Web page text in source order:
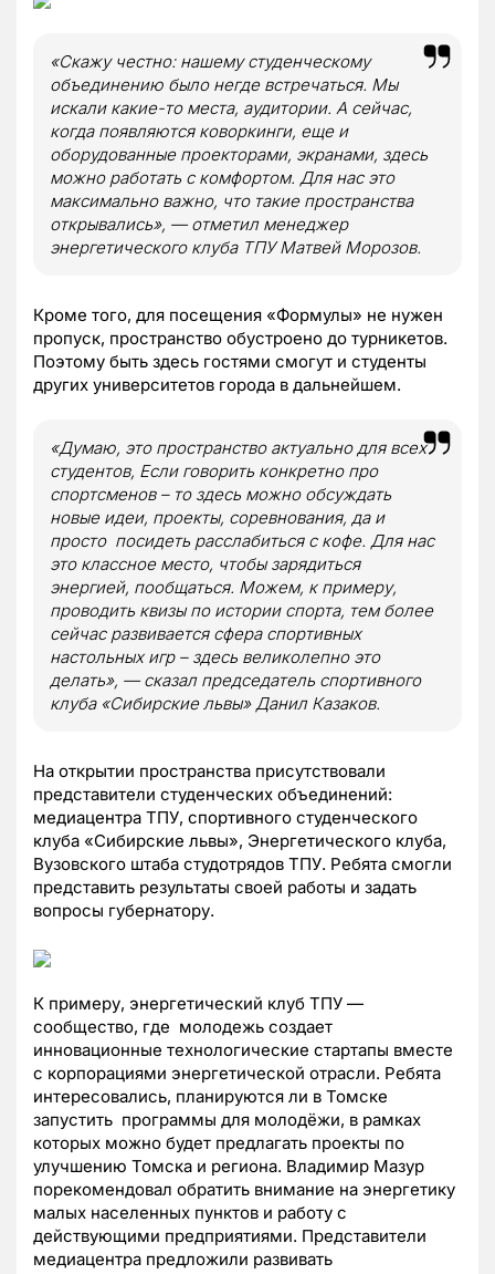
«Скажу честно: нашему студенческому
объединению было негде встречаться. Мы
искали какие-то места, аудитории. А сейчас,
когда появляются коворкинги, еще и
оборудованные проекторами, экранами, здесь
можно работать с комфортом. Для нас это
максимально важно, что такие пространства
открывались», — отметил менеджер
энергетического клуба ТПУ Матвей Морозов.
Кроме того, для посещения «Формулы» не нужен
пропуск, пространство обустроено до турникетов.
Поэтому быть здесь гостями смогут и студенты
других университетов города в дальнейшем.
«Думаю, это пространство актуально для всех
студентов, Если говорить конкретно про
спортсменов – то здесь можно обсуждать
новые идеи, проекты, соревнования, да и
просто посидеть расслабиться с кофе. Для нас
это классное место, чтобы зарядиться
энергией, пообщаться. Можем, к примеру,
проводить квизы по истории спорта, тем более
сейчас развивается сфера спортивных
настольных игр – здесь великолепно это
делать», — сказал председатель спортивного
клуба «Сибирские львы» Данил Казаков.
На открытии пространства присутствовали
представители студенческих объединений:
медиацентра ТПУ, спортивного студенческого
клуба «Сибирские львы», Энергетического клуба,
Вузовского штаба студотрядов ТПУ. Ребята смогли
представить результаты своей работы и задать
вопросы губернатору.
К примеру, энергетический клуб ТПУ —
сообщество, где молодежь создает
инновационные технологические стартапы вместе
с корпорациями энергетической отрасли. Ребята
интересовались, планируются ли в Томске
запустить программы для молодёжи, в рамках
которых можно будет предлагать проекты по
улучшению Томска и региона. Владимир Мазур
порекомендовал обратить внимание на энергетику
малых населенных пунктов и работу с
действующими предприятиями. Представители
медиацентра предложили развивать